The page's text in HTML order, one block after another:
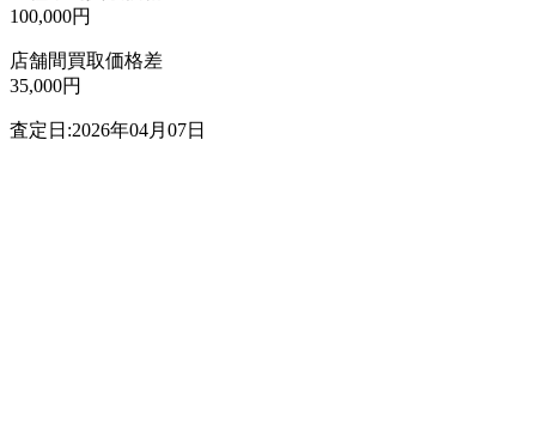
100,000円
店舗間買取価格差
35,000円
査定日:2026年04月07日